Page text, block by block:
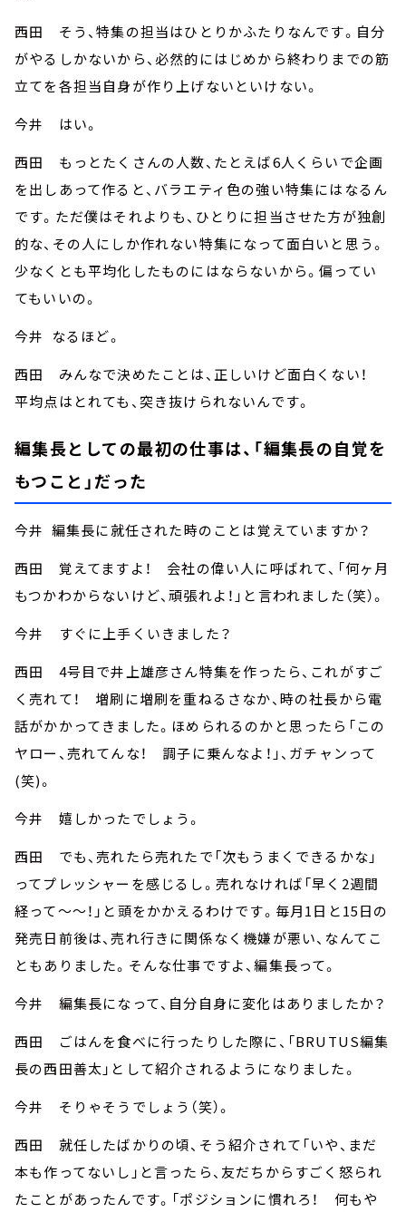
西田 そう、特集の担当はひとりかふたりなんです。自分
がやるしかないから、必然的にはじめから終わりまでの筋
立てを各担当自身が作り上げないといけない。
今井 はい。
西田 もっとたくさんの人数、たとえば6人くらいで企画
を出しあって作ると、バラエティ色の強い特集にはなるん
です。ただ僕はそれよりも、ひとりに担当させた方が独創
的な、その人にしか作れない特集になって面白いと思う。
少なくとも平均化したものにはならないから。偏ってい
てもいいの。
今井 なるほど。
西田 みんなで決めたことは、正しいけど面白くない！
平均点はとれても、突き抜けられないんです。
編集長としての最初の仕事は、「編集長の自覚を
もつこと」だった
今井 編集長に就任された時のことは覚えていますか？
西田 覚えてますよ！ 会社の偉い人に呼ばれて、「何ヶ月
もつかわからないけど、頑張れよ！」と言われました（笑）。
今井 すぐに上手くいきました？
西田 4号目で井上雄彦さん特集を作ったら、これがすご
く売れて！ 増刷に増刷を重ねるさなか、時の社長から電
話がかかってきました。ほめられるのかと思ったら「この
ヤロー、売れてんな！ 調子に乗んなよ！」、ガチャンって
(笑)。
今井 嬉しかったでしょう。
西田 でも、売れたら売れたで「次もうまくできるかな」
ってプレッシャーを感じるし。売れなければ「早く2週間
経って～～！」と頭をかかえるわけです。毎月1日と15日の
発売日前後は、売れ行きに関係なく機嫌が悪い、なんてこ
ともありました。そんな仕事ですよ、編集長って。
今井 編集長になって、自分自身に変化はありましたか？
西田 ごはんを食べに行ったりした際に、「BRUTUS編集
長の西田善太」として紹介されるようになりました。
今井 そりゃそうでしょう（笑）。
西田 就任したばかりの頃、そう紹介されて「いや、まだ
本も作ってないし」と言ったら、友だちからすごく怒られ
たことがあったんです。「ポジションに慣れろ！ 何もや